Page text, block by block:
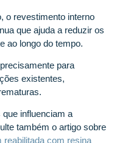
o revestimento interno
que ajuda a reduzir os
ao longo do tempo.
para
existentes,
influenciam a
também o artigo sobre
reabilitada com resina